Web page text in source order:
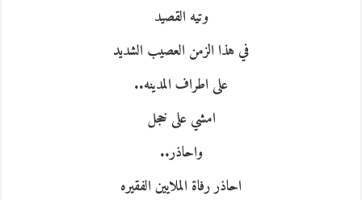
وتيه القصيد
في هذا الزمن العصيب الشديد
على اطراف المدينه..
امشي على خجل
واحاذر..
احاذر رفاة الملايين الفقيره